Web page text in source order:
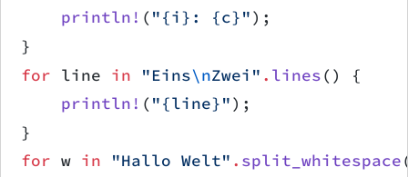
    println!
( "{i}: {c}"
}
for line in "Eins\nZwei" . lines() {
    println!
( "{line}");
}
for w in "Hallo Welt" . split_whitespace